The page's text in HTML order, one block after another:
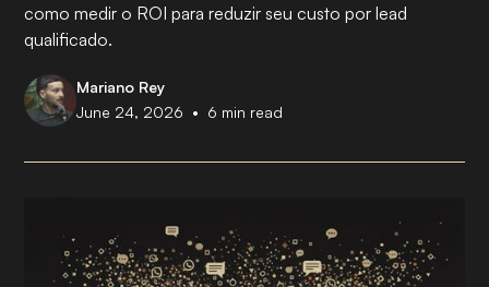
como medir o ROI para reduzir seu custo por lead
qualificado.
Mariano Rey
June 24, 2026 • 6 min read